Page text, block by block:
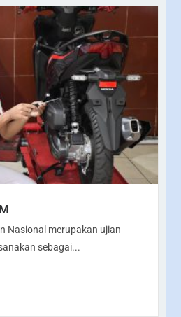
Nasional merupakan ujian
sebagai...